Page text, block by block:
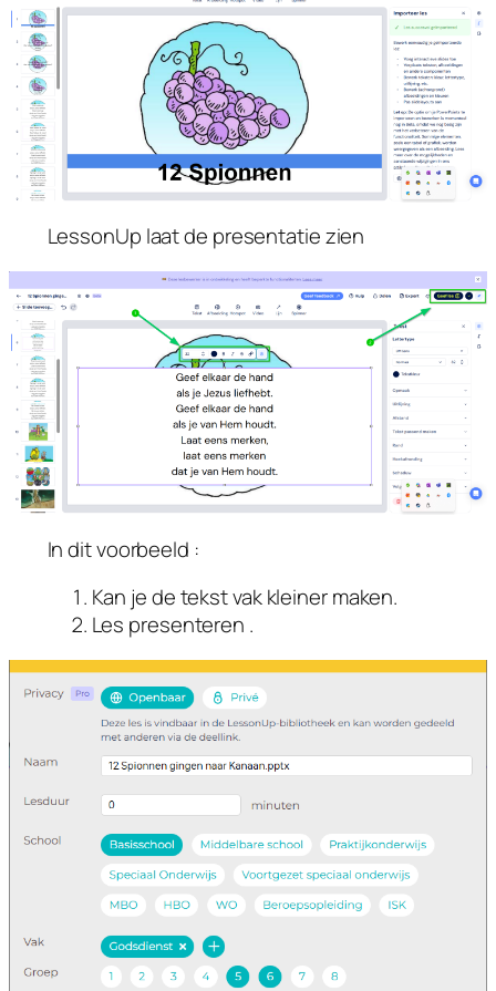
LessonUp laat de presentatie zien
In dit voorbeeld :
Kan je de tekst vak kleiner maken.
Les presenteren .